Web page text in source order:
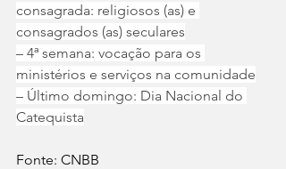
consagrada: religiosos (as) e
consagrados (as) seculares
– 4ª semana: vocação para os
ministérios e serviços na comunidade
– Último domingo: Dia Nacional do
Catequista
Fonte: CNBB